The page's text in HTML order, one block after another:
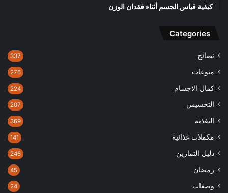
كيفية قياس الجسم أثناء فقدان الوزن
Categories
نصائح 337
منوعات 276
كمال الاجسام 224
التخسيس 207
التغذية 369
مكملات غذائية 141
دليل التمارين 246
رمضان 45
وصفات 24